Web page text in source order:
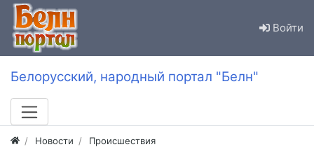
Войти
Белорусский, народный портал "Белн"
Новости Происшествия